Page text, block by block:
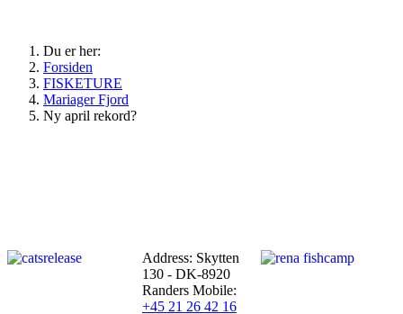
Du er her:
Forsiden
FISKETURE
Mariager Fjord
Ny april rekord?
Address: Skytten
130 - DK-8920
Randers Mobile:
+45 21 26 42 16